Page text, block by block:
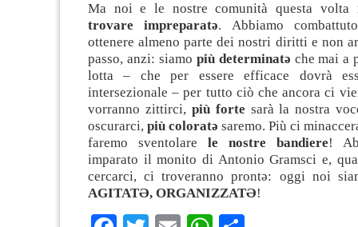
Ma noi e le nostre comunità questa volta
trovare impreparatə. Abbiamo
ottenere almeno parte dei nostri diritti e non
passo, anzi: siamo più determinatə che mai a
lotta – che per essere efficace dovrà
intersezionale – per tutto ciò che ancora ci
vorranno zittirci, più forte sarà la nostra
oscurarci, più coloratə saremo. Più ci
faremo sventolare le nostre bandiere!
imparato il monito di Antonio Gramsci e,
cercarci, ci troveranno prontə: oggi noi
AGITATƏ, ORGANIZZATƏ!